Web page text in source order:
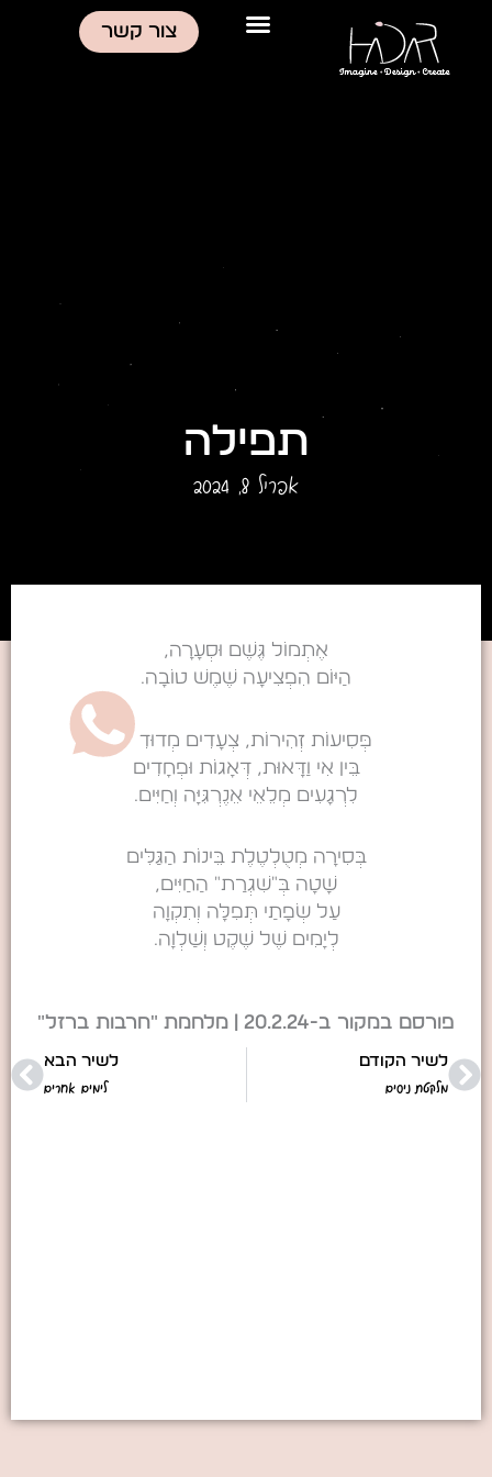
צור קשר
תפילה
אפריל 8, 2024
אֶתְמוֹל גֶּשֶׁם וּסְעָרָה,
הַיּוֹם הִפְצִיעָה שֶׁמֶשׁ טוֹבָה.
פְּסִיעוֹת זְהִירוֹת, צְעָדִים מְדוּדִים
בֵּין אִי וַדָּאוּת, דְּאָגוֹת וּפְחָדִים
לִרְגָעִים מְלֵאֵי אֵנֶרְגִּיָּה וְחַיִּים.
בְּסִירָה מְטֻלְטֶלֶת בֵּינוֹת הַגַּלִּים
שָׁטָה בְּ"שִׁגְרַת" הַחַיִּים,
עַל שְׂפָתַי תְּפִלָּה וְתִקְוָה
לְיָמִים שֶׁל שֶׁקֶט וְשַׁלְוָה.
פורסם במקור ב-20.2.24 | מלחמת "חרבות ברזל"
לשיר הקודם
מלקטת ניסים
לשיר הבא
לימים אחרים
הבא